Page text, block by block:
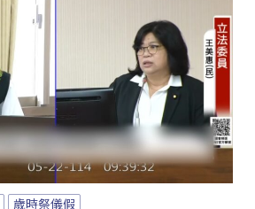
歲時祭儀假